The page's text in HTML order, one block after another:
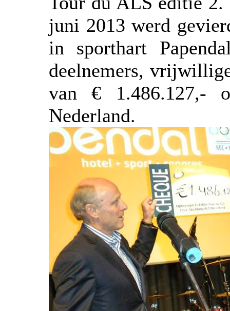
juni 2013 werd
in sporthart
deelnemers,
van € 1.486.127,-
Nederland.